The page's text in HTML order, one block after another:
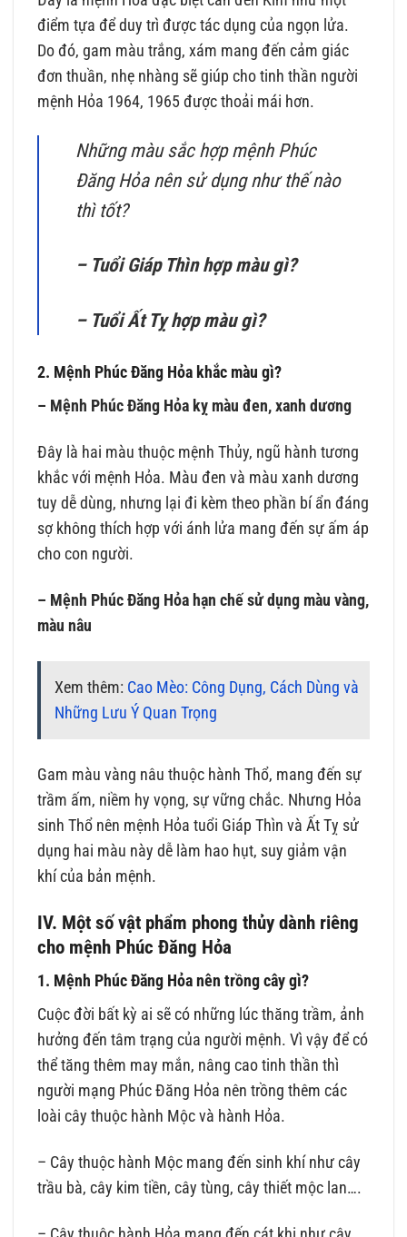
điểm tựa để duy trì được tác dụng của ngọn lửa.
Do đó, gam màu trắng, xám mang đến cảm giác
đơn thuần, nhẹ nhàng sẽ giúp cho tinh thần người
mệnh Hỏa 1964, 1965 được thoải mái hơn.
Những màu sắc hợp mệnh Phúc
Đăng Hỏa nên sử dụng như thế nào
thì tốt?
– Tuổi Giáp Thìn hợp màu gì?
– Tuổi Ất Tỵ hợp màu gì?
2. Mệnh Phúc Đăng Hỏa khắc màu gì?
– Mệnh Phúc Đăng Hỏa kỵ màu đen, xanh dương
Đây là hai màu thuộc mệnh Thủy, ngũ hành tương
khắc với mệnh Hỏa. Màu đen và màu xanh dương
tuy dễ dùng, nhưng lại đi kèm theo phần bí ẩn đáng
sợ không thích hợp với ánh lửa mang đến sự ấm áp
cho con người.
– Mệnh Phúc Đăng Hỏa hạn chế sử dụng màu vàng,
màu nâu
Xem thêm: Cao Mèo: Công Dụng, Cách Dùng và
Những Lưu Ý Quan Trọng
Gam màu vàng nâu thuộc hành Thổ, mang đến sự
trầm ấm, niềm hy vọng, sự vững chắc. Nhưng Hỏa
sinh Thổ nên mệnh Hỏa tuổi Giáp Thìn và Ất Tỵ sử
dụng hai màu này dễ làm hao hụt, suy giảm vận
khí của bản mệnh.
IV. Một số vật phẩm phong thủy dành riêng
cho mệnh Phúc Đăng Hỏa
1. Mệnh Phúc Đăng Hỏa nên trồng cây gì?
Cuộc đời bất kỳ ai sẽ có những lúc thăng trầm, ảnh
hưởng đến tâm trạng của người mệnh. Vì vậy để có
thể tăng thêm may mắn, nâng cao tinh thần thì
người mạng Phúc Đăng Hỏa nên trồng thêm các
loài cây thuộc hành Mộc và hành Hỏa.
– Cây thuộc hành Mộc mang đến sinh khí như cây
trầu bà, cây kim tiền, cây tùng, cây thiết mộc lan….